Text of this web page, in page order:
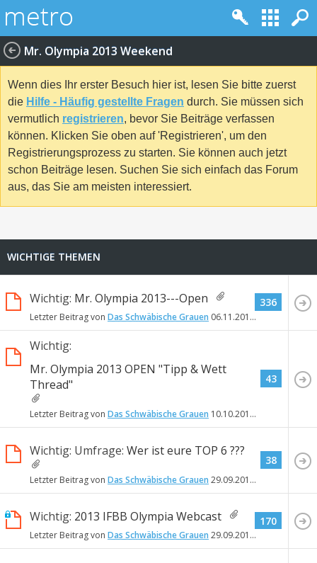
Mr. Olympia 2013 Weekend
Wenn dies Ihr erster Besuch hier ist, lesen Sie bitte zuerst
die Hilfe - Häufig gestellte Fragen durch. Sie müssen sich
vermutlich registrieren, bevor Sie Beiträge verfassen
können. Klicken Sie oben auf 'Registrieren', um den
Registrierungsprozess zu starten. Sie können auch jetzt
schon Beiträge lesen. Suchen Sie sich einfach das Forum
aus, das Sie am meisten interessiert.
WICHTIGE THEMEN
Wichtig: Mr. Olympia 2013---Open
Letzter Beitrag von Das Schwäbische Grauen 06.11.2013
336
Wichtig:
Mr. Olympia 2013 OPEN "Tipp & Wett
Thread"
Letzter Beitrag von Das Schwäbische Grauen 10.10.2013
43
Wichtig: Umfrage: Wer ist eure TOP 6 ???
Letzter Beitrag von Das Schwäbische Grauen 29.09.2013
38
Wichtig: 2013 IFBB Olympia Webcast
Letzter Beitrag von Das Schwäbische Grauen 29.09.2013
170